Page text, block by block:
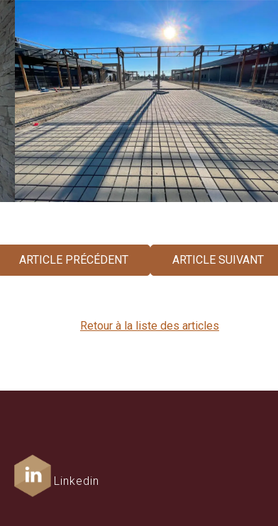
ARTICLE PRÉCÉDENT ARTICLE SUIVANT
Retour à la liste des articles
Linkedin